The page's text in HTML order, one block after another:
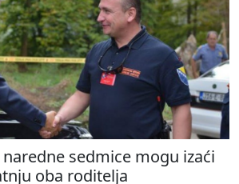
sedmice mogu izaći
oba roditelja